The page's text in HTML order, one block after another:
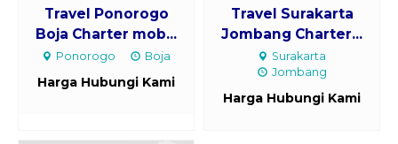
Travel Ponorogo
Boja Charter mob...
Ponorogo Boja
Harga Hubungi Kami
Travel Surakarta
Jombang Charter...
Surakarta
Jombang
Harga Hubungi Kami